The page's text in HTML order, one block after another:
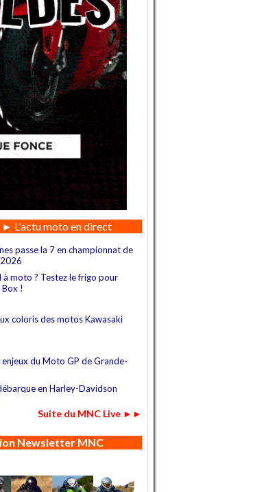
L'actu moto en direct
passe la 7 en championnat de
à moto ? Testez le frigo pour
!
coloris des motos Kawasaki
du Moto GP de Grande-
en Harley-Davidson
Suite du MNC Live ►►
Newsletter MNC